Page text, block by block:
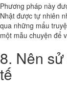
Phương pháp này
Nhật được tự nhiên
qua những mẩu
một mẫu chuyện để
8. Nên
tế